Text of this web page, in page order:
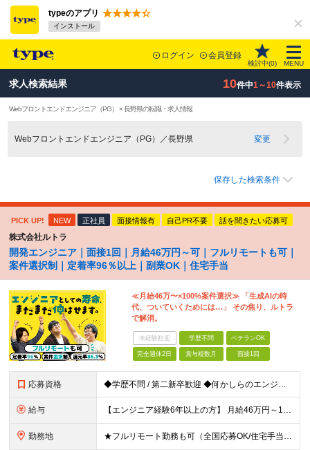
typeのアプリ
インストール
ログイン 会員登録
検討中(0) MENU
求人検索結果 10件中1～10件表示
Webフロントエンドエンジニア（PG） × 長野県の転職・求人情報
Webフロントエンドエンジニア（PG）／長野県 変更
保存した検索条件
PICK UP! NEW 正社員 面接情報有 自己PR不要 話を聞きたい応募可
株式会社ルトラ
開発エンジニア｜面接1回｜月給46万円～可｜フルリモートも可｜
案件選択制｜定着率96％以上｜副業OK｜住宅手当
≪月給46万〜×100%案件選択≫ 「生成AIの時
代、ついていくためには…」 その焦り、ルトラ
で解消。
未経験歓迎 学歴不問 ベテランOK
完全週休2日 賞与複数月 面接1回
応募資格 ◆学歴不問 / 第二新卒歓迎 ◆何かしらのエンジニア経験をお持ちの方 （言語・期間・フェーズ不問） 経験浅めの方も遠慮なくご応募ください！ ■入社前Q＆A ────── ◎実力に見合った報酬が手に
給与 【エンジニア経験6年以上の方】 月給46万円～100万円（固定残業代含む） ※上記月給には月30時間分の固定残業代（月8万7,400円～月19万円）を含む。超過分は全額支給。 【エンジニア経験4年以
勤務地 ★フルリモート勤務も可（全国応募OK/住宅手当を支給します） ※案件によって常駐が必要になる場合があります。 ※希望がない限り、転勤はありません ※U・Iターン歓迎 ★ルトラの社員は全国各地で活躍中